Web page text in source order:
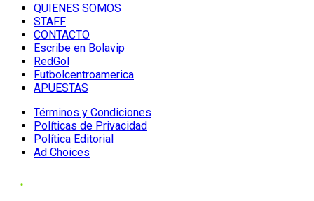
QUIENES SOMOS
STAFF
CONTACTO
Escribe en Bolavip
RedGol
Futbolcentroamerica
APUESTAS
Términos y Condiciones
Políticas de Privacidad
Política Editorial
Ad Choices